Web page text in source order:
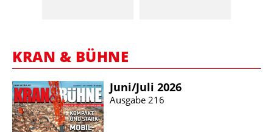
KRAN & BÜHNE
Juni/​Juli 2026
Ausgabe 216